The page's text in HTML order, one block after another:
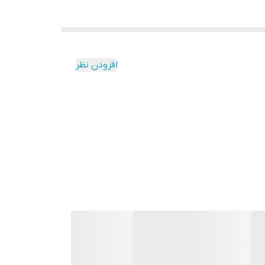
افزودن نظر